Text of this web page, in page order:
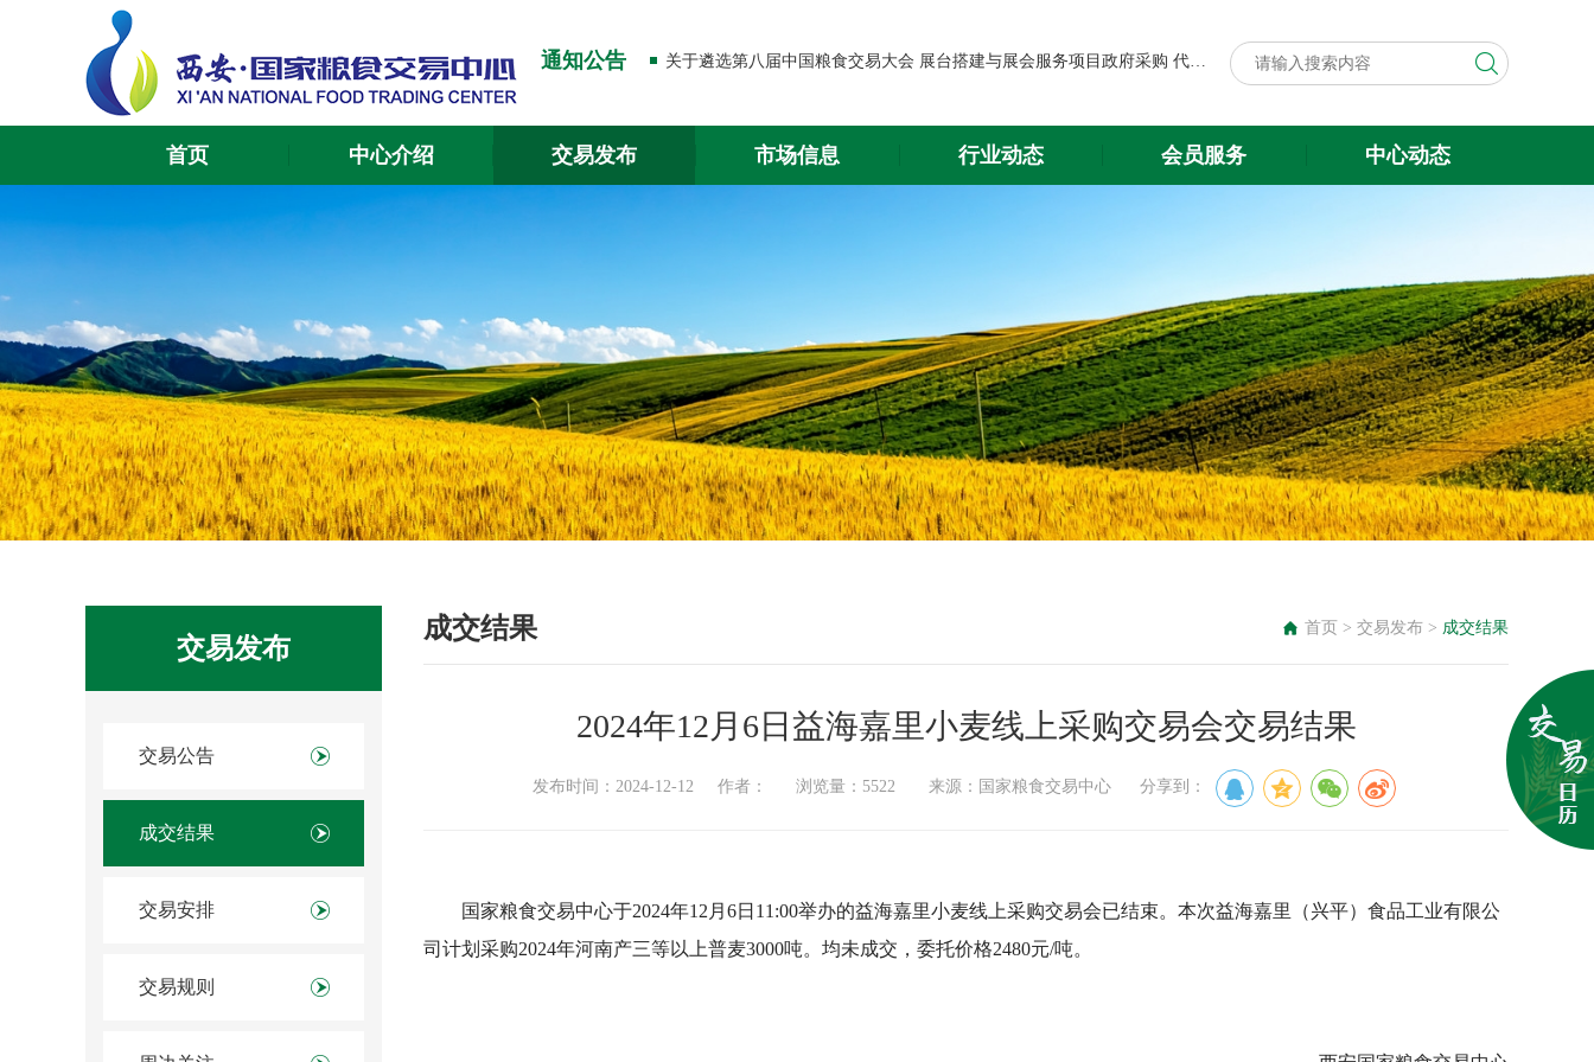
通知公告
关于遴选第八届中国粮食交易大会 展台搭建与展会服务项目政府采购 代理机构的公告
首页 中心介绍 交易发布 市场信息 行业动态 会员服务 中心动态
交易发布
交易公告
成交结果
交易安排
交易规则
成交结果 首页 > 交易发布 > 成交结果
2024年12月6日益海嘉里小麦线上采购交易会交易结果
发布时间：2024-12-12 作者： 浏览量：5522 来源：国家粮食交易中心 分享到：
国家粮食交易中心于2024年12月6日11:00举办的益海嘉里小麦线上采购交易会已结束。本次益海嘉里（兴平）食品工业有限公
司计划采购2024年河南产三等以上普麦3000吨。均未成交，委托价格2480元/吨。